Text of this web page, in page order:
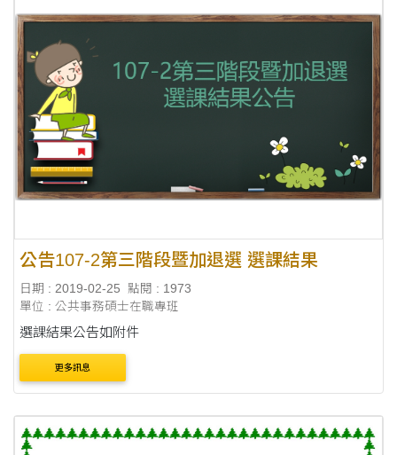
公告107-2第三階段暨加退選 選課結果
日期 : 2019-02-25
點閱 : 1973
單位 : 公共事務碩士在職專班
選課結果公告如附件
更多訊息